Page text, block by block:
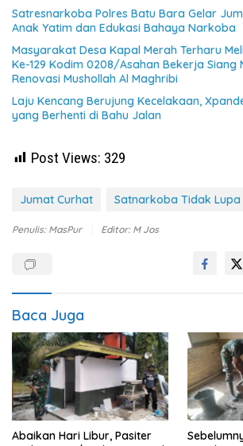
Satresnarkoba Polres Batu Bara Gelar
Anak Yatim dan Edukasi Bahaya Narkoba
Masyarakat Desa Kapal Merah Terharu
Ke-129 Kodim 0208/Asahan Bekerja Siang
Renovasi Mushollah Al Maghribi
Laju Kencang Berujung Kecelakaan,
yang Berhenti di Bahu Jalan
Post Views: 329
Jumat Curhat Satnarkoba Tidak Lupa
Penulis: MasPur Editor: M Jos
Baca Juga
Abaikan Hari Libur, Pasiter